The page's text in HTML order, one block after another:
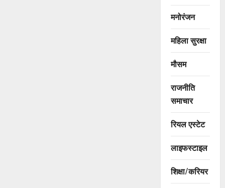
मनोरंजन
महिला सुरक्षा
मौसम
राजनीति
समाचार
रियल एस्टेट
लाइफस्टाइल
शिक्षा/करियर